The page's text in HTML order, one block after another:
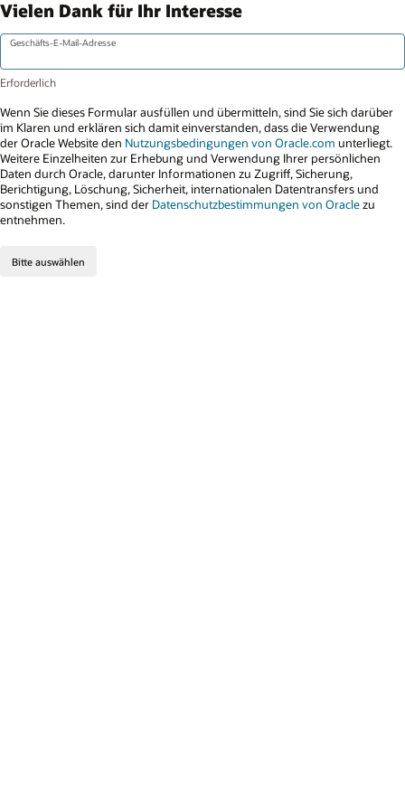
Vielen Dank für Ihr Interesse
Geschäfts-E-Mail-Adresse
Wenn Sie dieses Formular ausfüllen und übermitteln, sind Sie sich darüber
im Klaren und erklären sich damit einverstanden, dass die Verwendung
der Oracle Website den Nutzungsbedingungen von Oracle.com unterliegt.
Weitere Einzelheiten zur Erhebung und Verwendung Ihrer persönlichen
Daten durch Oracle, darunter Informationen zu Zugriff, Sicherung,
Berichtigung, Löschung, Sicherheit, internationalen Datentransfers und
sonstigen Themen, sind der Datenschutzbestimmungen von Oraclezu
entnehmen.
Bitte auswählen